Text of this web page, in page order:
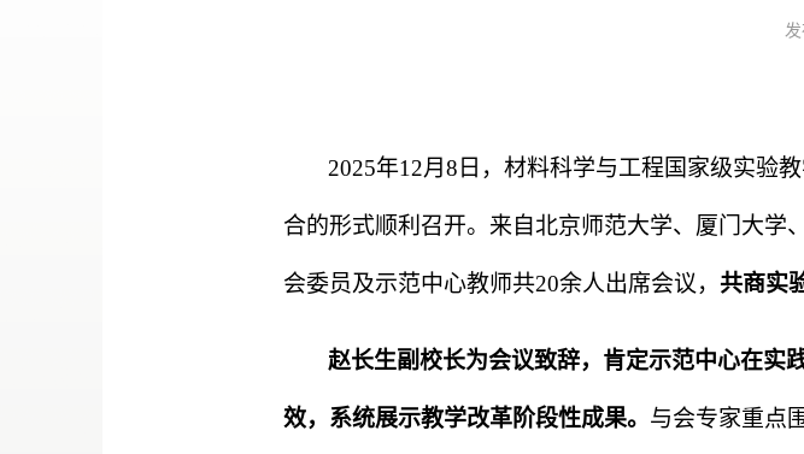
2025年12月8 日，材料科学与工程国家级实验
合的形式顺利召开。来自北京师范大学、厦门大学
会委员及示范中心教师共20余人出席会议， 共商实
赵长生副校长为会议致辞，肯定示范中心在实
效，系统展示教学改革阶段性成果。 与会专家重点